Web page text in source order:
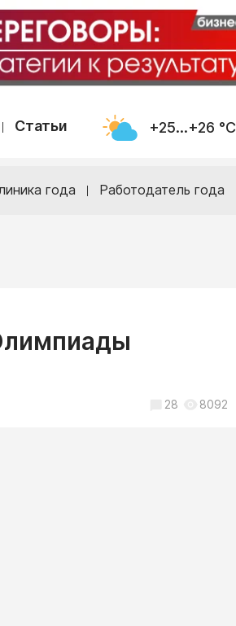
Статьи +25...+26 °С
года Работодатель года
28 8092